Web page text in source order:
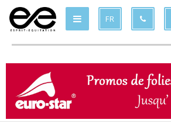
FR
Produit ajouté au panier
Produit supprimé du panier